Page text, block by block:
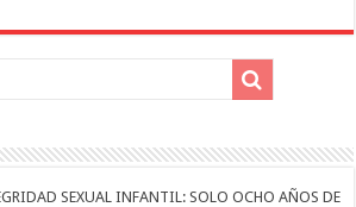
SEXUAL INFANTIL: SOLO OCHO AÑOS DE